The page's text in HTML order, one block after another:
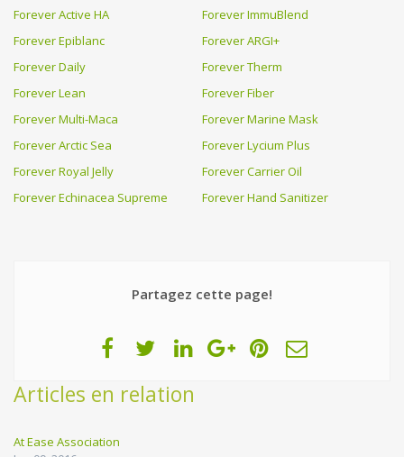
Forever Active HA
Forever ImmuBlend
Forever Epiblanc
Forever ARGI+
Forever Daily
Forever Therm
Forever Lean
Forever Fiber
Forever Multi-Maca
Forever Marine Mask
Forever Arctic Sea
Forever Lycium Plus
Forever Royal Jelly
Forever Carrier Oil
Forever Echinacea Supreme
Forever Hand Sanitizer
Partagez cette page!
Articles en relation
At Ease Association